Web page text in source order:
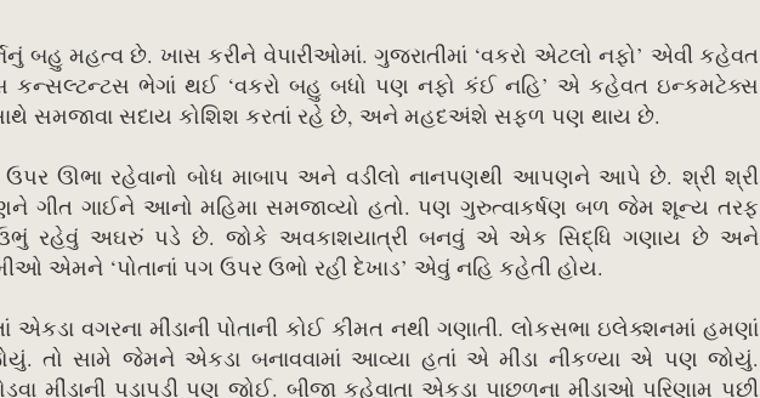
બહુ મહત્વ છે. ખાસ કરીને વેપારીઓમાં. ગુજરાતીમાં ‘વકરો એટલો નફો’ એવી કહેવત
ભેગાં થઈ ‘વકરો બહુ બધો પણ નફો કંઈ નહિ’ એ કહેવત ઇન્કમટેક્સ
સમજાવા સદાય કોશિશ કરતાં રહે છે, અને મહદઅંશે સફળ પણ થાય છે.
ઉપર ઊભા રહેવાનો બોધ માબાપ અને વડીલો નાનપણથી આપણને આપે છે. શ્રી શ્રી
ગીત ગાઈને આનો મહિમા સમજાવ્યો હતો. પણ ગુરુત્વાકર્ષણ બળ જેમ શૂન્ય તરફ
ઉભું રહેવું અઘરું પડે છે. જોકે અવકાશયાત્રી બનવું એ એક સિદ્ધિ ગણાય છે અને
એમને ‘પોતાનાં પગ ઉપર ઉભો રહી દેખાડ’ એવું નહિ કહેતી હોય.
એકડા વગરના મીંડાની પોતાની કોઈ કીમત નથી ગણાતી. લોકસભા ઇલેક્શનમાં હમણાં
તો સામે જેમને એકડા બનાવવામાં આવ્યા હતાં એ મીંડા નીકળ્યા એ પણ જોયું.
મીંડાની પડાપડી પણ જોઈ. બીજા કહેવાતા એકડા પાછળના મીંડાઓ પરિણામ પછી